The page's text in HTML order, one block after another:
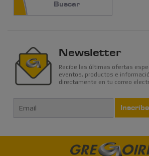
Buscar
Newsletter
Recibe las últimas ofertas
eventos, productos e
directamente en tu correo